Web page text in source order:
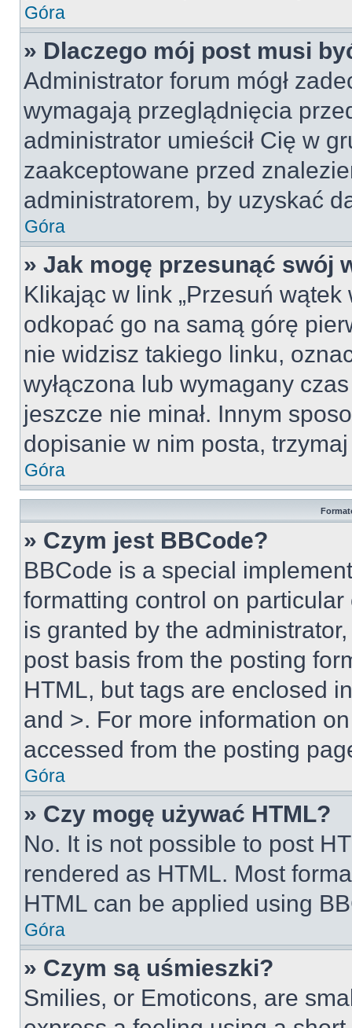
Góra
» Dlaczego mój post musi
Administrator forum mógł
wymagają przeglądnięcia
administrator umieścił Cię w
zaakceptowane przed
administratorem, by uzyskać
Góra
» Jak mogę przesunąć swój
Klikając w link „Przesuń
odkopać go na samą górę
nie widzisz takiego linku,
wyłączona lub wymagany
jeszcze nie minał. Innym
dopisanie w nim posta,
Góra
» Czym jest BBCode?
BBCode is a special
formatting control on
is granted by the
post basis from the posting
HTML, but tags are enclosed
and >. For more information
accessed from the posting
Góra
» Czy mogę używać HTML?
No. It is not possible to post
rendered as HTML. Most
HTML can be applied using
Góra
» Czym są uśmieszki?
Smilies, or Emoticons, are